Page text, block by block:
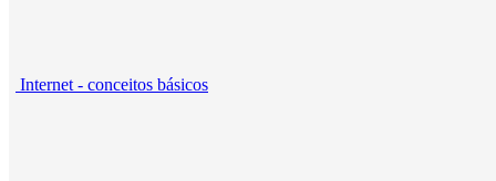
Internet - conceitos básicos